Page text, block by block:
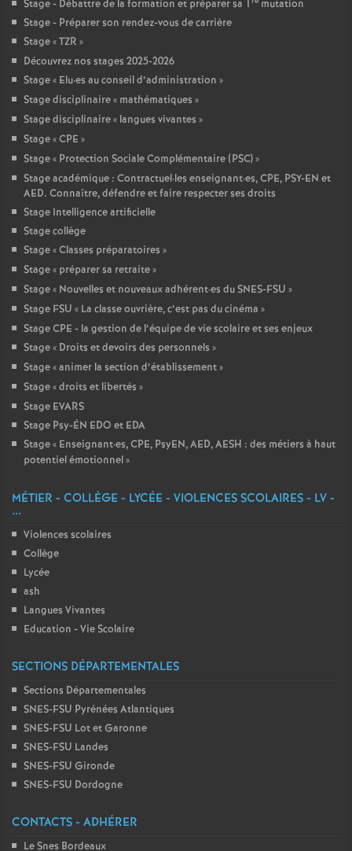
Stage - Débattre de la formation et préparer sa 1
mutation
Stage - Préparer son rendez-vous de carrière
Stage «TZR »
Découvrez nos stages 2025-2026
Stage « Elu·es au conseil d’administration »
Stage disciplinaire « mathématiques »
Stage disciplinaire « langues vivantes »
Stage «CPE »
Stage « Protection Sociale Complémentaire (PSC)»
Stage académique : Contractuel·les enseignant·es, CPE, PSY-EN et
AED. Connaître, défendre et faire respecter ses droits
Stage Intelligence artificielle
Stage collège
Stage «Classes préparatoires »
Stage « préparer sa retraite»
Stage « Nouvelles et nouveaux adhérent·es du SNES-FSU »
Stage FSU « La classe ouvrière, c’est pas du cinéma »
Stage CPE - la gestion de l’équipe de vie scolaire et ses enjeux
Stage « Droits et devoirs des personnels »
Stage «animer la section d’établissement»
Stage «droits et libertés »
Stage EVARS
Stage Psy-ÉN EDO et EDA
Stage « Enseignant·es, CPE, PsyEN, AED, AESH : des métiers à haut
potentiel émotionnel»
MÉTIER - COLLÈGE - LYCÉE - VIOLENCES SCOLAIRES - LV -
...
Violences scolaires
Collège
Lycée
ash
Langues Vivantes
Education - Vie Scolaire
SECTIONS DÉPARTEMENTALES
Sections Départementales
SNES-FSU Pyrénées Atlantiques
SNES-FSU Lot et Garonne
SNES-FSU Landes
SNES-FSU Gironde
SNES-FSU Dordogne
CONTACTS - ADHÉRER
Le Snes Bordeaux